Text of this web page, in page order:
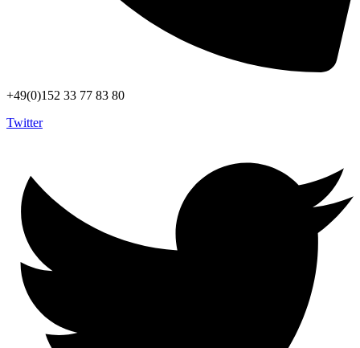
+49(0)152 33 77 83 80
Twitter